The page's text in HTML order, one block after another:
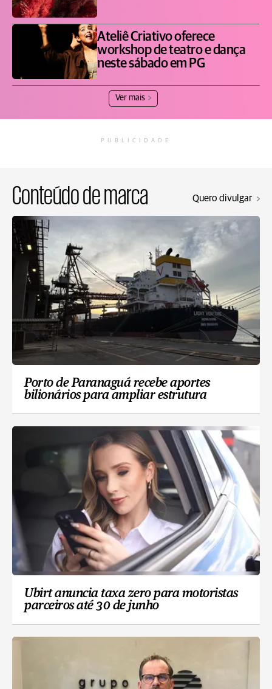
Ateliê Criativo oferece
workshop de teatro e dança
neste sábado em PG
Ver mais
PUBLICIDADE
Conteúdo de marca Quero divulgar
Porto de Paranaguá recebe aportes
bilionários para ampliar estrutura
Ubirt anuncia taxa zero para motoristas
parceiros até 30 de junho